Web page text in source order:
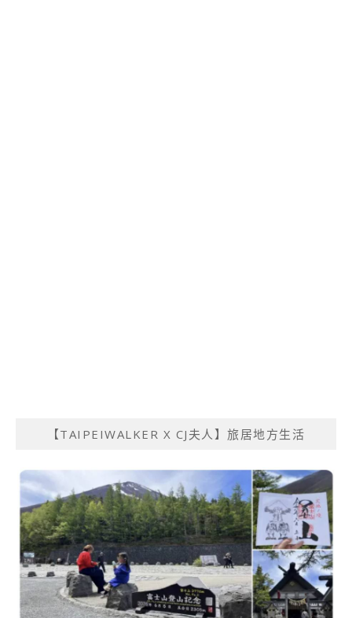
【TAIPEIWALKER X CJ夫人】旅居地方生活